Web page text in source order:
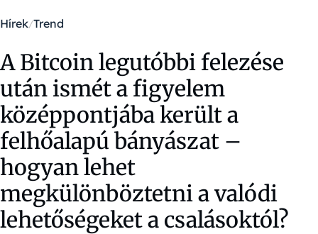
Hírek Trend
A Bitcoin legutóbbi felezése
után ismét a figyelem
középpontjába került a
felhőalapú bányászat –
hogyan lehet
megkülönböztetni a valódi
lehetőségeket a csalásoktól?